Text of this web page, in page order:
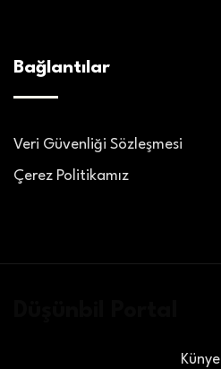
Bağlantılar
Veri Güvenliği Sözleşmesi
Çerez Politikamız
Künye